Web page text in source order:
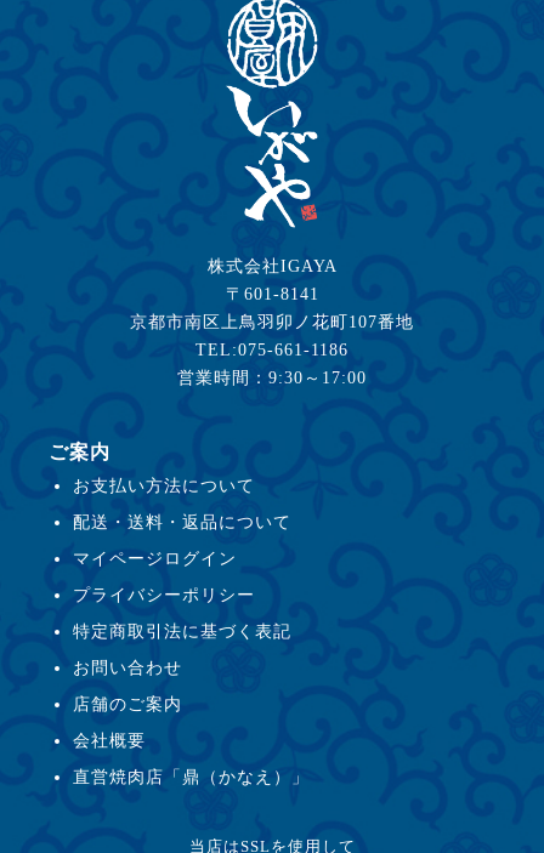
株式会社IGAYA
〒601-8141
京都市南区上鳥羽卯ノ花町107番地
TEL:075-661-1186
営業時間：9:30～17:00
ご案内
お支払い方法について
配送・送料・返品について
マイページログイン
プライバシーポリシー
特定商取引法に基づく表記
お問い合わせ
店舗のご案内
会社概要
直営焼肉店「鼎（かなえ）」
当店はSSLを使用して